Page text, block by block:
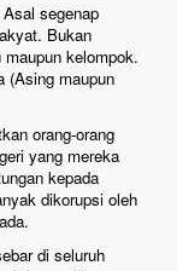
segenap
Bukan
kelompok.
(Asing maupun
orang-orang
yang mereka
kepada
dikorupsi oleh
di seluruh